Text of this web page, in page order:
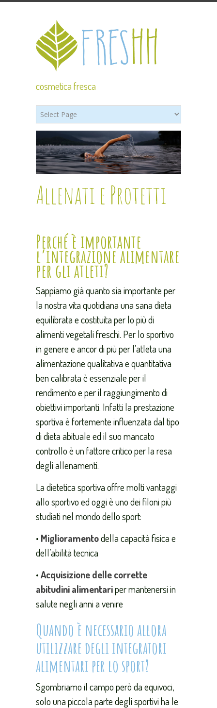
cosmetica fresca
Allenati e Protetti
Perché è importante
l’integrazione alimentare
per gli atleti?
Sappiamo già quanto sia importante per
la nostra vita quotidiana una sana dieta
equilibrata e costituita per lo più di
alimenti vegetali freschi. Per lo sportivo
in genere e ancor di più per l’atleta una
alimentazione qualitativa e quantitativa
ben calibrata è essenziale per il
rendimento e per il raggiungimento di
obiettivi importanti. Infatti la prestazione
sportiva è fortemente influenzata dal tipo
di dieta abituale ed il suo mancato
controllo è un fattore critico per la resa
degli allenamenti.
La dietetica sportiva offre molti vantaggi
allo sportivo ed oggi è uno dei filoni più
studiati nel mondo dello sport:
• Miglioramentodella capacità fisica e
dell’abilità tecnica
•Acquisizione delle corrette
abitudini alimentariper mantenersi in
salute negli anni a venire
Quando è necessario allora
utilizzare degli integratori
alimentari per lo sport?
Sgombriamo il campo però da equivoci,
solo una piccola parte degli sportivi ha le